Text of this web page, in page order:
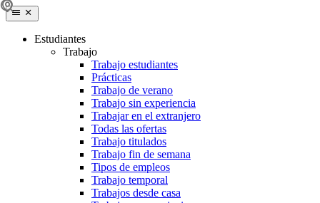
Estudiantes
Trabajo
Trabajo estudiantes
Prácticas
Trabajo de verano
Trabajo sin experiencia
Trabajar en el extranjero
Todas las ofertas
Trabajo titulados
Trabajo fin de semana
Tipos de empleos
Trabajo temporal
Trabajos desde casa